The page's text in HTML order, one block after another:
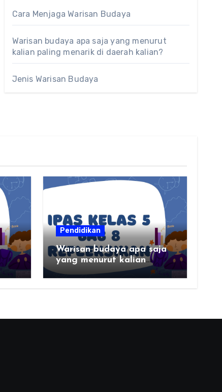
Cara Menjaga Warisan Budaya
Warisan budaya apa saja yang menurut
kalian paling menarik di daerah kalian?
Jenis Warisan Budaya
Pendidikan
Warisan budaya apa saja
yang menurut kalian
paling menarik di daerah
kalian?